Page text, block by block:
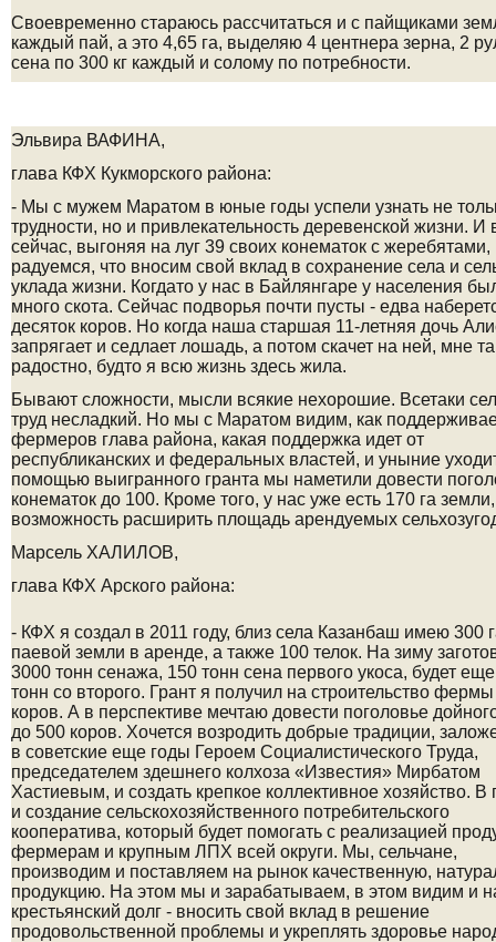
Своевременно стараюсь рассчитаться и с пайщиками
каждый пай, а это 4,65 га, выделяю 4 центнера зерна, 2
сена по 300 кг каждый и солому по потребности.
Эльвира ВАФИНА,
глава КФХ Кукморского района:
- Мы с мужем Маратом в юные годы успели узнать не
трудности, но и привлекательность деревенской жизни. И
сейчас, выгоняя на луг 39 своих конематок с
радуемся, что вносим свой вклад в сохранение села и
уклада жизни. Когда­то у нас в Байлянгаре у населения
много скота. Сейчас подворья почти пусты - едва
десяток коров. Но когда наша старшая 11-­летняя дочь
запрягает и седлает лошадь, а потом скачет на ней, мне
радостно, будто я всю жизнь здесь жила.
Бывают сложности, мысли всякие нехорошие. Все­таки
труд несладкий. Но мы с Маратом видим, как
фермеров глава района, какая поддержка идет от
республиканских и федеральных властей, и уныние
помощью выигранного гранта мы наметили довести
конематок до 100. Кроме того, у нас уже есть 170 га
возможность расширить площадь арендуемых
Марсель ХАЛИЛОВ,
глава КФХ Арского района:
- КФХ я создал в 2011 году, близ села Казанбаш имею 300
паевой земли в аренде, а также 100 телок. На зиму­
3000 тонн сенажа, 150 тонн сена первого укоса, будет
тонн со второго. Грант я получил на строитель­ство
коров. А в перспективе­ мечтаю довести поголовье
до 500 коров. Хочется возродить добрые традиции,
в советские еще годы Героем Социалистического Труда,
председателем здешнего колхоза «Известия» Мирбатом
Хастиевым, и создать крепкое коллективное хозяйство. В
и создание сельскохозяйственного потребительского
кооператива, который будет помогать с реализацией
фермерам и крупным ЛПХ всей округи. Мы, сельчане,
производим и поставляем на рынок качественную,
продукцию. На этом мы и зарабатываем, в этом видим и
крестьянский долг - вносить свой вклад в решение
продовольственной проблемы и укреплять здоровье